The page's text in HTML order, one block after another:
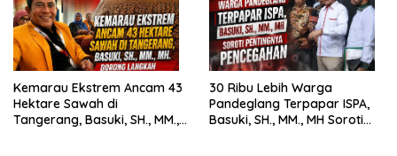
Kemarau Ekstrem Ancam 43
Hektare Sawah di
Tangerang, Basuki, SH., MM.,
30 Ribu Lebih Warga
Pandeglang Terpapar ISPA,
Basuki, SH., MM., MH Soroti